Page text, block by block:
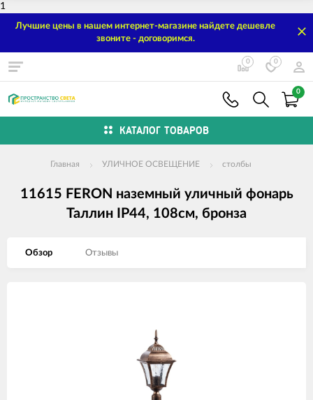
1
Лучшие цены в нашем интернет-магазине найдете дешевле
звоните - договоримся.
0 0
0
КАТАЛОГ ТОВАРОВ
Главная УЛИЧНОЕ ОСВЕЩЕНИЕ столбы
11615 FERON наземный уличный фонарь
Таллин IP44, 108см, бронза
Обзор Отзывы